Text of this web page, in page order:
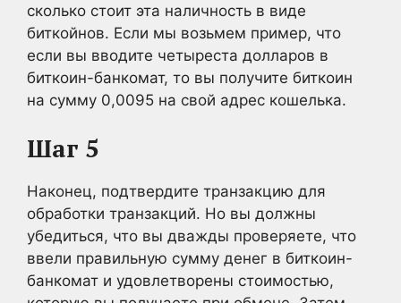
сколько стоит эта наличность в виде
биткойнов. Если мы возьмем пример, что
если вы вводите четыреста долларов в
биткоин-банкомат, то вы получите биткоин
на сумму 0,0095 на свой адрес кошелька.
Шаг 5
Наконец, подтвердите транзакцию для
обработки транзакций. Но вы должны
убедиться, что вы дважды проверяете, что
ввели правильную сумму денег в биткоин-
банкомат и удовлетворены стоимостью,